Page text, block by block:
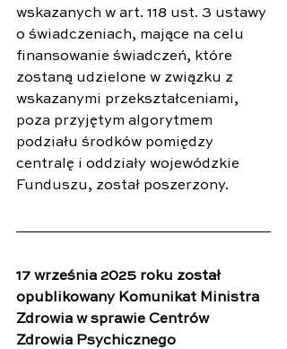
wskazanych w art. 118 ust. 3 ustawy
o świadczeniach, mające na celu
finansowanie świadczeń, które
zostaną udzielone w związku z
wskazanymi przekształceniami,
poza przyjętym algorytmem
podziału środków pomiędzy
centralę i oddziały wojewódzkie
Funduszu, został poszerzony.
17 września 2025 roku został
opublikowany Komunikat Ministra
Zdrowia w sprawie Centrów
Zdrowia Psychicznego